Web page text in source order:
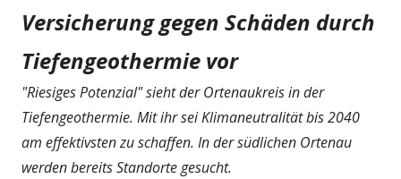
Versicherung gegen Schäden durch
Tiefengeothermie vor
"Riesiges Potenzial" sieht der Ortenaukreis in der
Tiefengeothermie. Mit ihr sei Klimaneutralität bis 2040
am effektivsten zu schaffen. In der südlichen Ortenau
werden bereits Standorte gesucht.